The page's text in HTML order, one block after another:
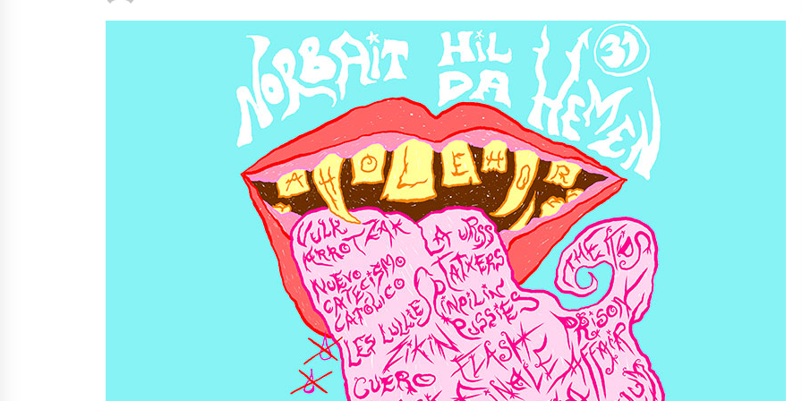
2026/07/16
POTTO: San Pedro jaietako bertso-
2026/07/09
Larunbatean Plentziako Itsas
Martxa ospatuko da
2026/07/07
Auritz Iñurrietaren margoak
ikusgai Uribitarte40 aretoan
2026/07/03
SOINUGELA: Paul McCartney eta
Ringo Starr-en lan berriak
2026/07/03